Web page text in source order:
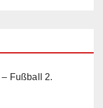
– Fußball 2.